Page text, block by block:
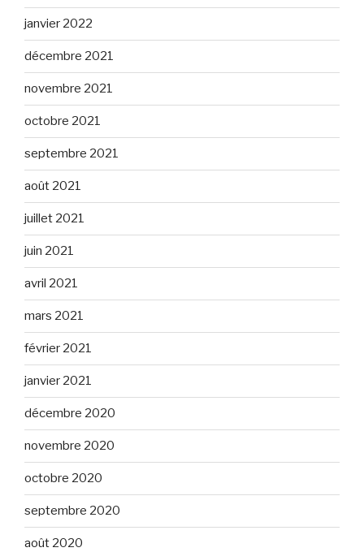
janvier 2022
décembre 2021
novembre 2021
octobre 2021
septembre 2021
août 2021
juillet 2021
juin 2021
avril 2021
mars 2021
février 2021
janvier 2021
décembre 2020
novembre 2020
octobre 2020
septembre 2020
août 2020